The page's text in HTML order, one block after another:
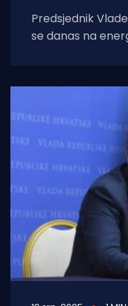
Predsjednik
se danas na